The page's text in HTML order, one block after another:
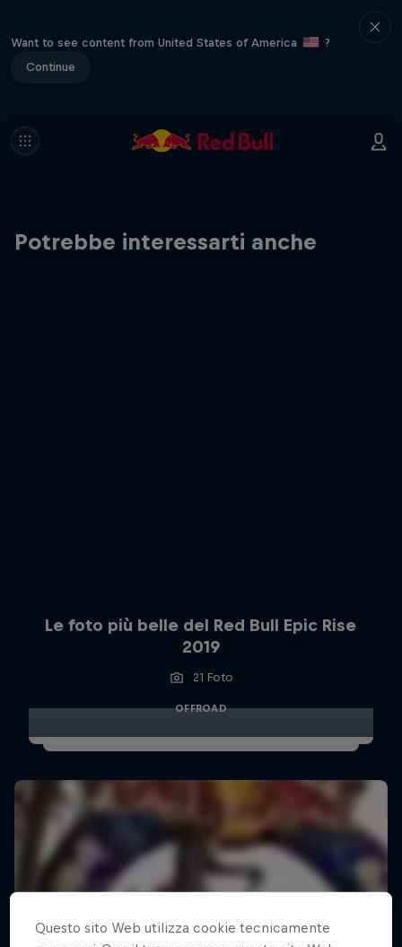
Want to see content from United States of America
?
Continue
Potrebbe interessarti anche
Le foto più belle del Red Bull Epic Rise
2019
21 Foto
OFFROAD
Questo sito Web utilizza cookie tecnicamente